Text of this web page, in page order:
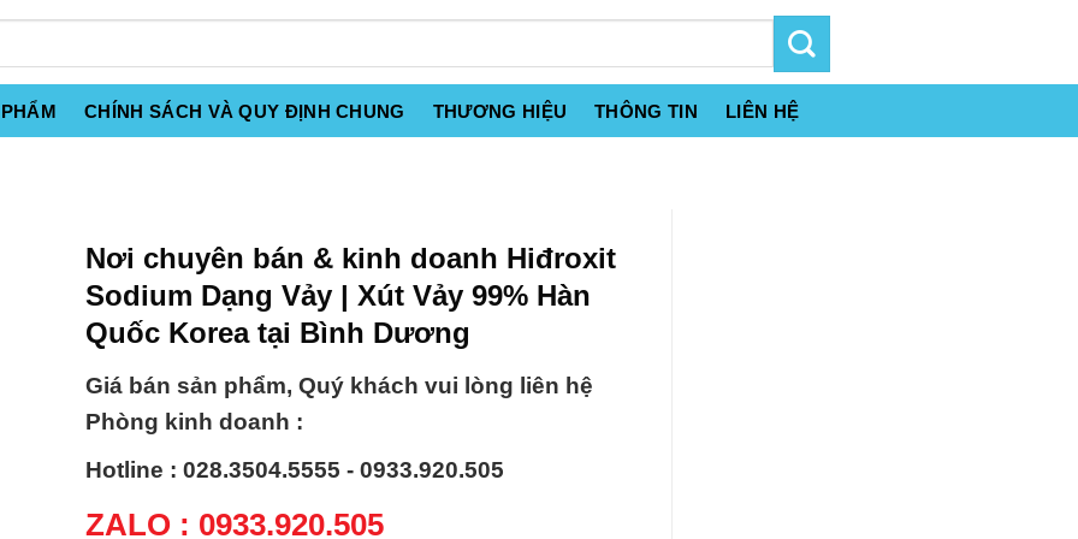
CHÍNH SÁCH VÀ QUY ĐỊNH CHUNG THƯƠNG HIỆU THÔNG TIN LIÊN HỆ
Nơi chuyên bán & kinh doanh Hiđroxit
Sodium Dạng Vảy | Xút Vảy 99% Hàn
Quốc Korea tại Bình Dương
Giá bán sản phẩm, Quý khách vui lòng liên hệ
Phòng kinh doanh :
Hotline : 028.3504.5555 - 0933.920.505
ZALO : 0933.920.505